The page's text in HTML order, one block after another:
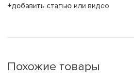
+добавить статью или видео
Похожие товары